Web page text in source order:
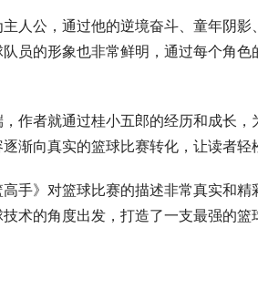
人公，通过他的逆境奋斗、童年阴
员的形象也非常鲜明，通过每个角
作者就通过桂小五郎的经历和成长
渐向真实的篮球比赛转化，让读者轻
手》对篮球比赛的描述非常真实和
术的角度出发，打造了一支最强的篮